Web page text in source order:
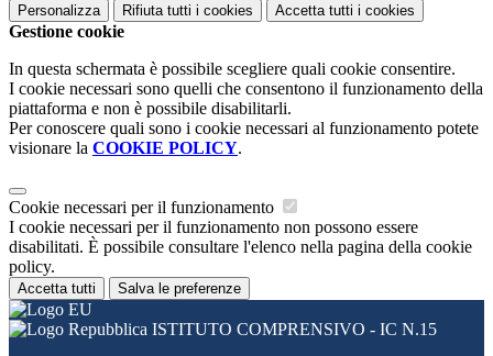
Personalizza Rifiuta tutti i cookies Accetta tutti i cookies
Gestione cookie
In questa schermata è possibile scegliere quali cookie consentire.
I cookie necessari sono quelli che consentono il funzionamento della
piattaforma e non è possibile disabilitarli.
Per conoscere quali sono i cookie necessari al funzionamento potete
visionare la COOKIE POLICY.
Cookie necessari per il funzionamento
I cookie necessari per il funzionamento non possono essere
disabilitati. È possibile consultare l'elenco nella pagina della cookie
policy.
Accetta tutti Salva le preferenze
ISTITUTO COMPRENSIVO - IC N.15